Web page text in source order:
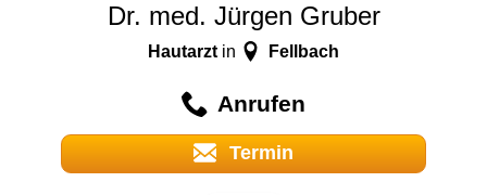
Dr. med. Jürgen Gruber
Hautarzt in Fellbach
Anrufen
Termin